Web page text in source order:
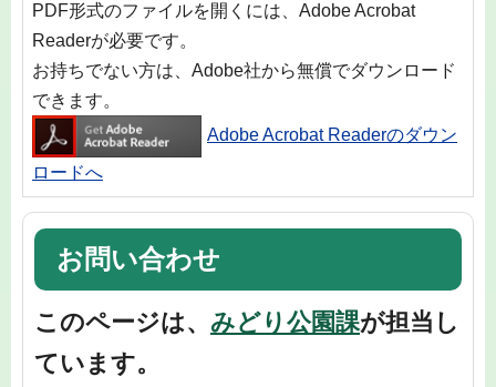
PDF形式のファイルを開くには、Adobe Acrobat
Readerが必要です。
お持ちでない方は、Adobe社から無償でダウンロード
できます。
Adobe Acrobat Readerのダウン
ロードへ
お問い合わせ
このページは、 みどり公園課が担当し
ています。